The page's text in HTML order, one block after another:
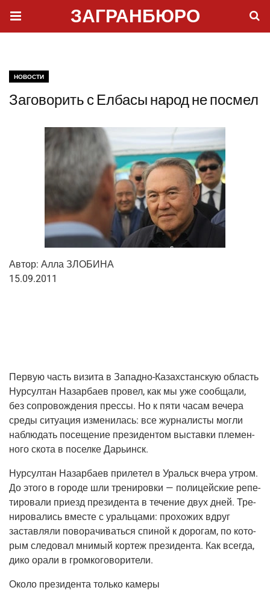
ЗАГРАНБЮРО
НОВОСТИ
Заговорить с Елбасы народ не посмел
Автор: Алла ЗЛОБИНА
15.09.2011
Первую часть визи­та в Запад­но-Казах­стан­скую область
Нур­сул­тан Назар­ба­ев про­вел, как мы уже сооб­ща­ли,
без сопро­вож­де­ния прес­сы. Но к пяти часам вече­ра
сре­ды ситу­а­ция изме­ни­лась: все жур­на­ли­сты мог­ли
наблю­дать посе­ще­ние пре­зи­ден­том выстав­ки пле­мен­
но­го ско­та в посел­ке Дарьинск.
Нур­сул­тан Назар­ба­ев при­ле­тел в Уральск вче­ра утром.
До это­го в горо­де шли тре­ни­ров­ки — поли­цей­ские репе­
ти­ро­ва­ли при­езд пре­зи­ден­та в тече­ние двух дней. Тре­
ни­ро­ва­лись вме­сте с ураль­ца­ми: про­хо­жих вдруг
застав­ля­ли пово­ра­чи­вать­ся спи­ной к доро­гам, по кото­
рым сле­до­вал мни­мый кор­теж пре­зи­ден­та. Как все­гда,
дико ора­ли в громкоговорители.
Око­ло пре­зи­ден­та толь­ко камеры